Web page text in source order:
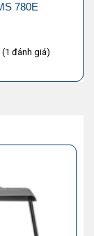
780E
(1 đánh giá)